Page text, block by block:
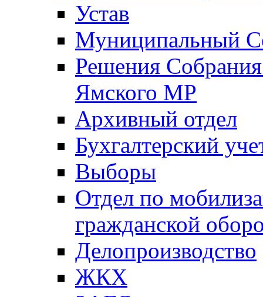
Устав
Муниципальный
Решения
Ямского МР
Архивный отдел
Бухгалтерский
Выборы
Отдел по
гражданской
Делопроизводство
ЖКХ